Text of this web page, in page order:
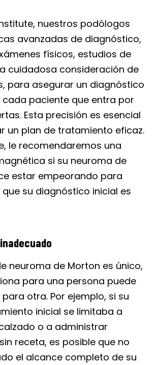
nuestros podólogos
avanzadas de diagnóstico,
físicos, estudios de
cuidadosa consideración de
para asegurar un diagnóstico
paciente que entra por
Esta precisión es esencial
un plan de tratamiento eficaz.
le recomendaremos una
si su neuroma de
estar empeorando para
su diagnóstico inicial es
neuroma de Morton es único,
para una persona puede
otra. Por ejemplo, si su
inicial se limitaba a
o a administrar
receta, es posible que no
el alcance completo de su